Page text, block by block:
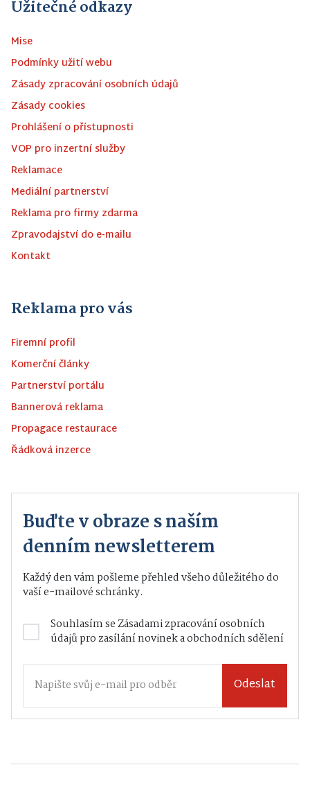
Užitečné odkazy
Mise
Podmínky užití webu
Zásady zpracování osobních údajů
Zásady cookies
Prohlášení o přístupnosti
VOP pro inzertní služby
Reklamace
Mediální partnerství
Reklama pro firmy zdarma
Zpravodajství do e-mailu
Kontakt
Reklama pro vás
Firemní profil
Komerční články
Partnerství portálu
Bannerová reklama
Propagace restaurace
Řádková inzerce
Buďte v obraze s naším
denním newsletterem
Každý den vám pošleme přehled všeho důležitého do
vaší e-mailové schránky.
Souhlasím seZásadami zpracování osobních
údajůpro zasílání novinek a obchodních sdělení
Odeslat